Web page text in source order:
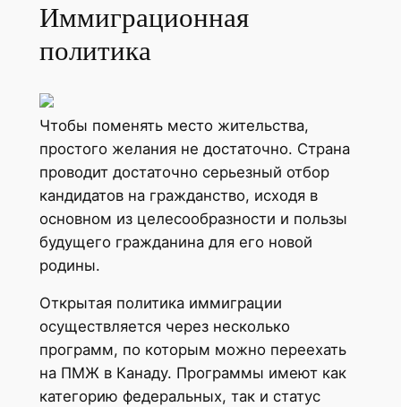
Иммиграционная
политика
Чтобы поменять место жительства,
простого желания не достаточно. Страна
проводит достаточно серьезный отбор
кандидатов на гражданство, исходя в
основном из целесообразности и пользы
будущего гражданина для его новой
родины.
Открытая политика иммиграции
осуществляется через несколько
программ, по которым можно переехать
на ПМЖ в Канаду. Программы имеют как
категорию федеральных, так и статус